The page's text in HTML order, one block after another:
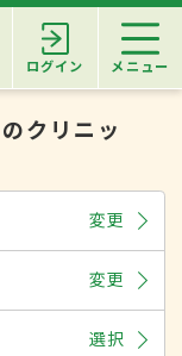
ログイン メニュー
のクリニッ
変更
変更
選択